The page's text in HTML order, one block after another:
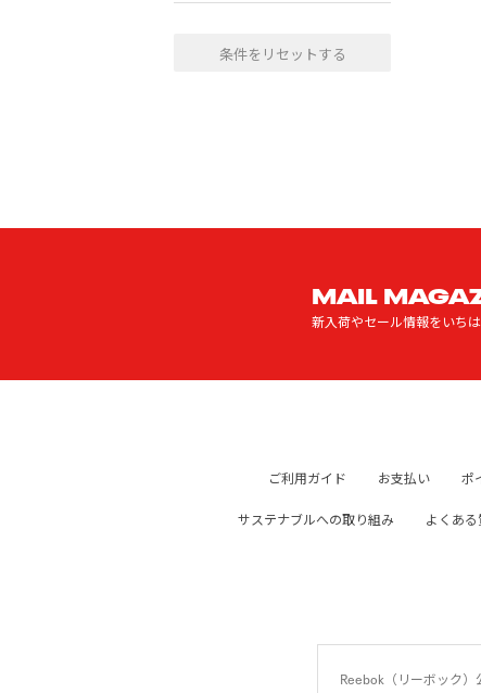
条件をリセットする
MAIL
新入荷やセール情報をいちは
ご利用ガイド お支払い ポ
サステナブルへの取り組み よくあ
Reebok（リーボック